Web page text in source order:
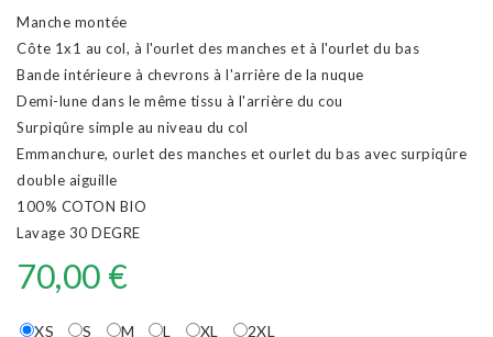
Manche montée
Côte 1x1 au col, à l'ourlet des manches et à l'ourlet du bas
Bande intérieure à chevrons à l'arrière de la nuque
Demi-lune dans le même tissu à l'arrière du cou
Surpiqûre simple au niveau du col
Emmanchure, ourlet des manches et ourlet du bas avec surpiqûre
double aiguille
100% COTON BIO
Lavage 30 DEGRE
70,00 €
XS S M L XL 2XL